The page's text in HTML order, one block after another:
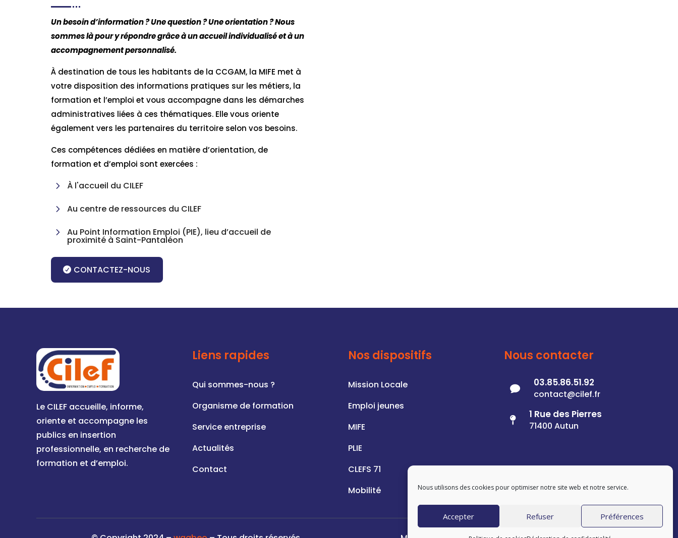
Nous utilisons des cookies pour optimiser notre site web et notre service.
Accepter Refuser Préférences
Un besoin d’information ? Une question ? Une orientation ? Nous
sommes là pour y répondre grâce à un accueil individualisé et à un
accompagnement personnalisé.
À destination de tous les habitants de la CCGAM, la MIFE met à
votre disposition des informations pratiques sur les métiers, la
formation et l’emploi et vous accompagne dans les démarches
administratives liées à ces thématiques. Elle vous oriente
également vers les partenaires du territoire selon vos besoins.
Ces compétences dédiées en matière d’orientation, de
formation et d’emploi sont exercées :
5 À l'accueil du CILEF
5 Au centre de ressources du CILEF
5 Au Point Information Emploi (PIE), lieu d’accueil de
proximité à Saint-Pantaléon
CONTACTEZ-NOUS
Le CILEF accueille, informe,
oriente et accompagne les
publics en insertion
professionnelle, en recherche de
formation et d’emploi.
Liens rapides
Qui sommes-nous ?
Organisme de formation
Service entreprise
Actualités
Contact
Nos dispositifs
Mission Locale
Emploi jeunes
MIFE
PLIE
CLEFS 71
Mobilité
Nous contacter
 03.85.86.51.92
contact@cilef.fr
 1 Rue des Pierres
71400 Autun